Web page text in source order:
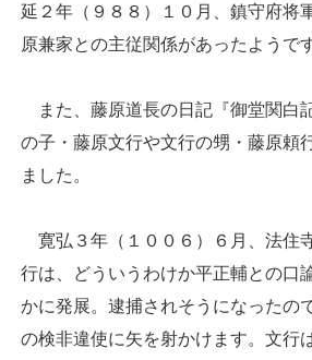
延２年（９８８）１０月、鎮守府将
原兼家との主従関係があったようです
また、藤原道長の日記『御堂関白
の子・藤原文行や文行の甥・藤原頼
ました。
寛弘３年（１００６）６月、法住
行は、どういうわけか平正輔との口
かに発展。逮捕されそうになったの
の検非違使に矢を射かけます。文行